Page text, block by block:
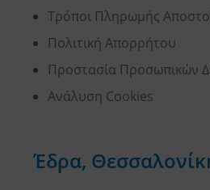
Τρόποι Πληρωμής
Πολιτική Απορρήτου
Προστασία Προσωπικών
Ανάλυση Cookies
Έδρα,